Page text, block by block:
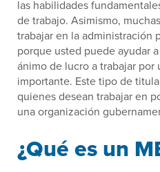
las habilidades
de trabajo. Asimismo,
trabajar en la administración
porque usted puede ayudar
ánimo de lucro a trabajar por
importante. Este tipo de
quienes desean trabajar en
una organización
¿Qué es un